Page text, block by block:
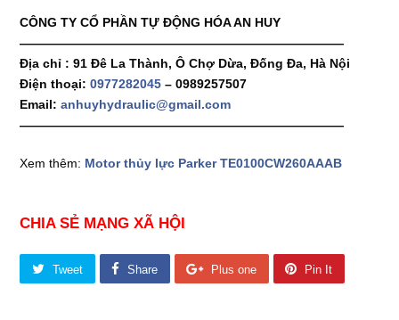
CÔNG TY CỔ PHẦN TỰ ĐỘNG HÓA AN HUY
——————————————————————————
Địa chỉ : 91 Đê La Thành, Ô Chợ Dừa, Đống Đa, Hà Nội
Điện thoại:0977282045 – 0989257507
Email:anhuyhydraulic@gmail.com
——————————————————————————
Xem thêm: Motor thủy lực Parker TE0100CW260AAAB
CHIA SẺ MẠNG XÃ HỘI
Tweet Share Plus one Pin It